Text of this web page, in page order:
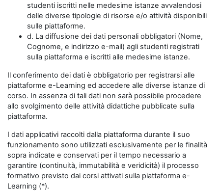
studenti iscritti nelle medesime istanze avvalendosi
delle diverse tipologie di risorse e/o attività disponibili
sulle piattaforme.
d. La diffusione dei dati personali obbligatori (Nome,
Cognome, e indirizzo e-mail) agli studenti registrati
sulla piattaforma e iscritti alle medesime istanze.
Il conferimento dei dati è obbligatorio per registrarsi alle
piattaforme e-Learning ed accedere alle diverse istanze di
corso. In assenza di tali dati non sarà possibile procedere
allo svolgimento delle attività didattiche pubblicate sulla
piattaforma.
I dati applicativi raccolti dalla piattaforma durante il suo
funzionamento sono utilizzati esclusivamente per le finalità
sopra indicate e conservati per il tempo necessario a
garantire (continuità, immutabilità e veridicità) il processo
formativo previsto dai corsi attivati sulla piattaforma e-
Learning (*).